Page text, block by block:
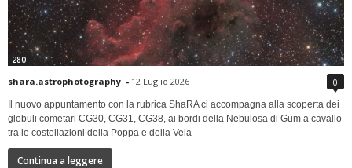
280
shara.astrophotography - 12 Luglio 2026 0
Il nuovo appuntamento con la rubrica ShaRA ci accompagna alla scoperta dei
globuli cometari CG30, CG31, CG38, ai bordi della Nebulosa di Gum a cavallo
tra le costellazioni della Poppa e della Vela
Continua a leggere